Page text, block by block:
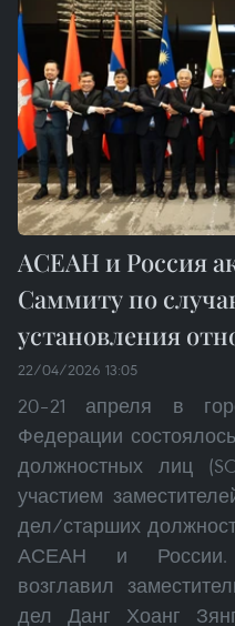
АСЕАН и Россия
Саммиту по
установления
22/04/2026 13:05
20–21 апреля в
Федерации
должностных лиц
участием
дел/старших
АСЕАН и России.
возглавил
дел Данг Хоанг